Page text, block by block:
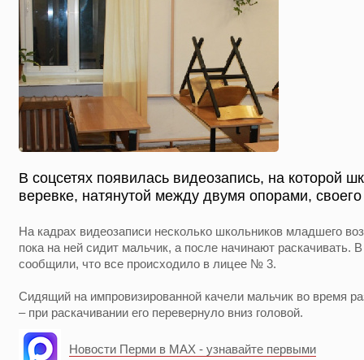
В соцсетях появилась видеозапись, на которой
веревке, натянутой между двумя опорами, своего
На кадрах видеозаписи несколько школьников младшего
пока на ней сидит мальчик, а после начинают раскачивать.
сообщили, что все происходило в лицее № 3.
Сидящий на импровизированной качели мальчик во время
– при раскачивании его перевернуло вниз головой.
Новости Перми в MAX - узнавайте первыми